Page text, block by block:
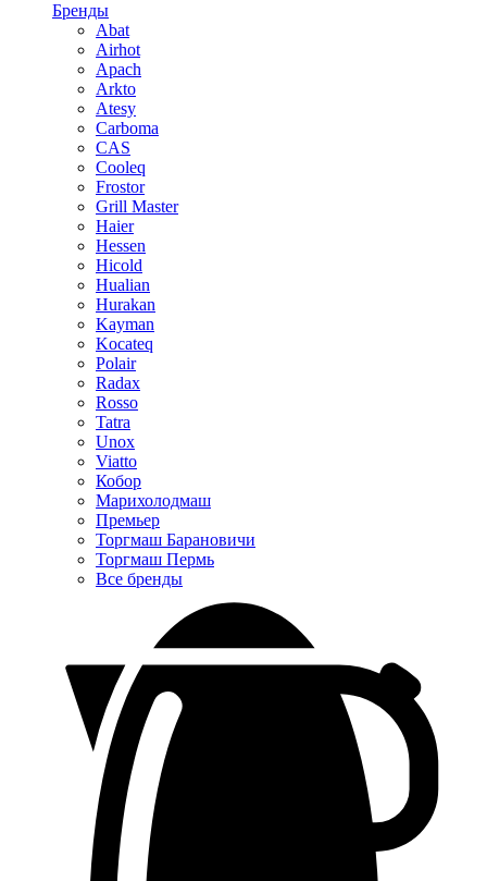
Бренды
Abat
Airhot
Apach
Arkto
Atesy
Carboma
CAS
Cooleq
Frostor
Grill Master
Haier
Hessen
Hicold
Hualian
Hurakan
Kayman
Kocateq
Polair
Radax
Rosso
Tatra
Unox
Viatto
Кобор
Марихолодмаш
Премьер
Торгмаш Барановичи
Торгмаш Пермь
Все бренды